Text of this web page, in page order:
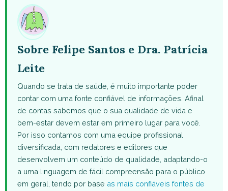
Sobre Felipe Santos e Dra. Patrícia
Leite
Quando se trata de saúde, é muito importante poder
contar com uma fonte confiável de informações. Afinal
de contas sabemos que o sua qualidade de vida e
bem-estar devem estar em primeiro lugar para você.
Por isso contamos com uma equipe profissional
diversificada, com redatores e editores que
desenvolvem um conteúdo de qualidade, adaptando-o
a uma linguagem de fácil compreensão para o público
em geral, tendo por base as mais confiáveis fontes de